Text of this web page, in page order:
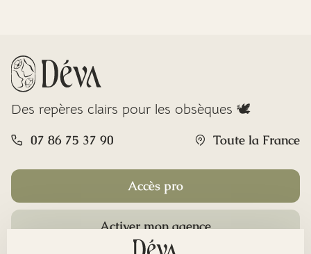
Des repères clairs pour les obsèques 🕊️
07 86 75 37 90 Toute la France
Accès pro
Activer mon agence